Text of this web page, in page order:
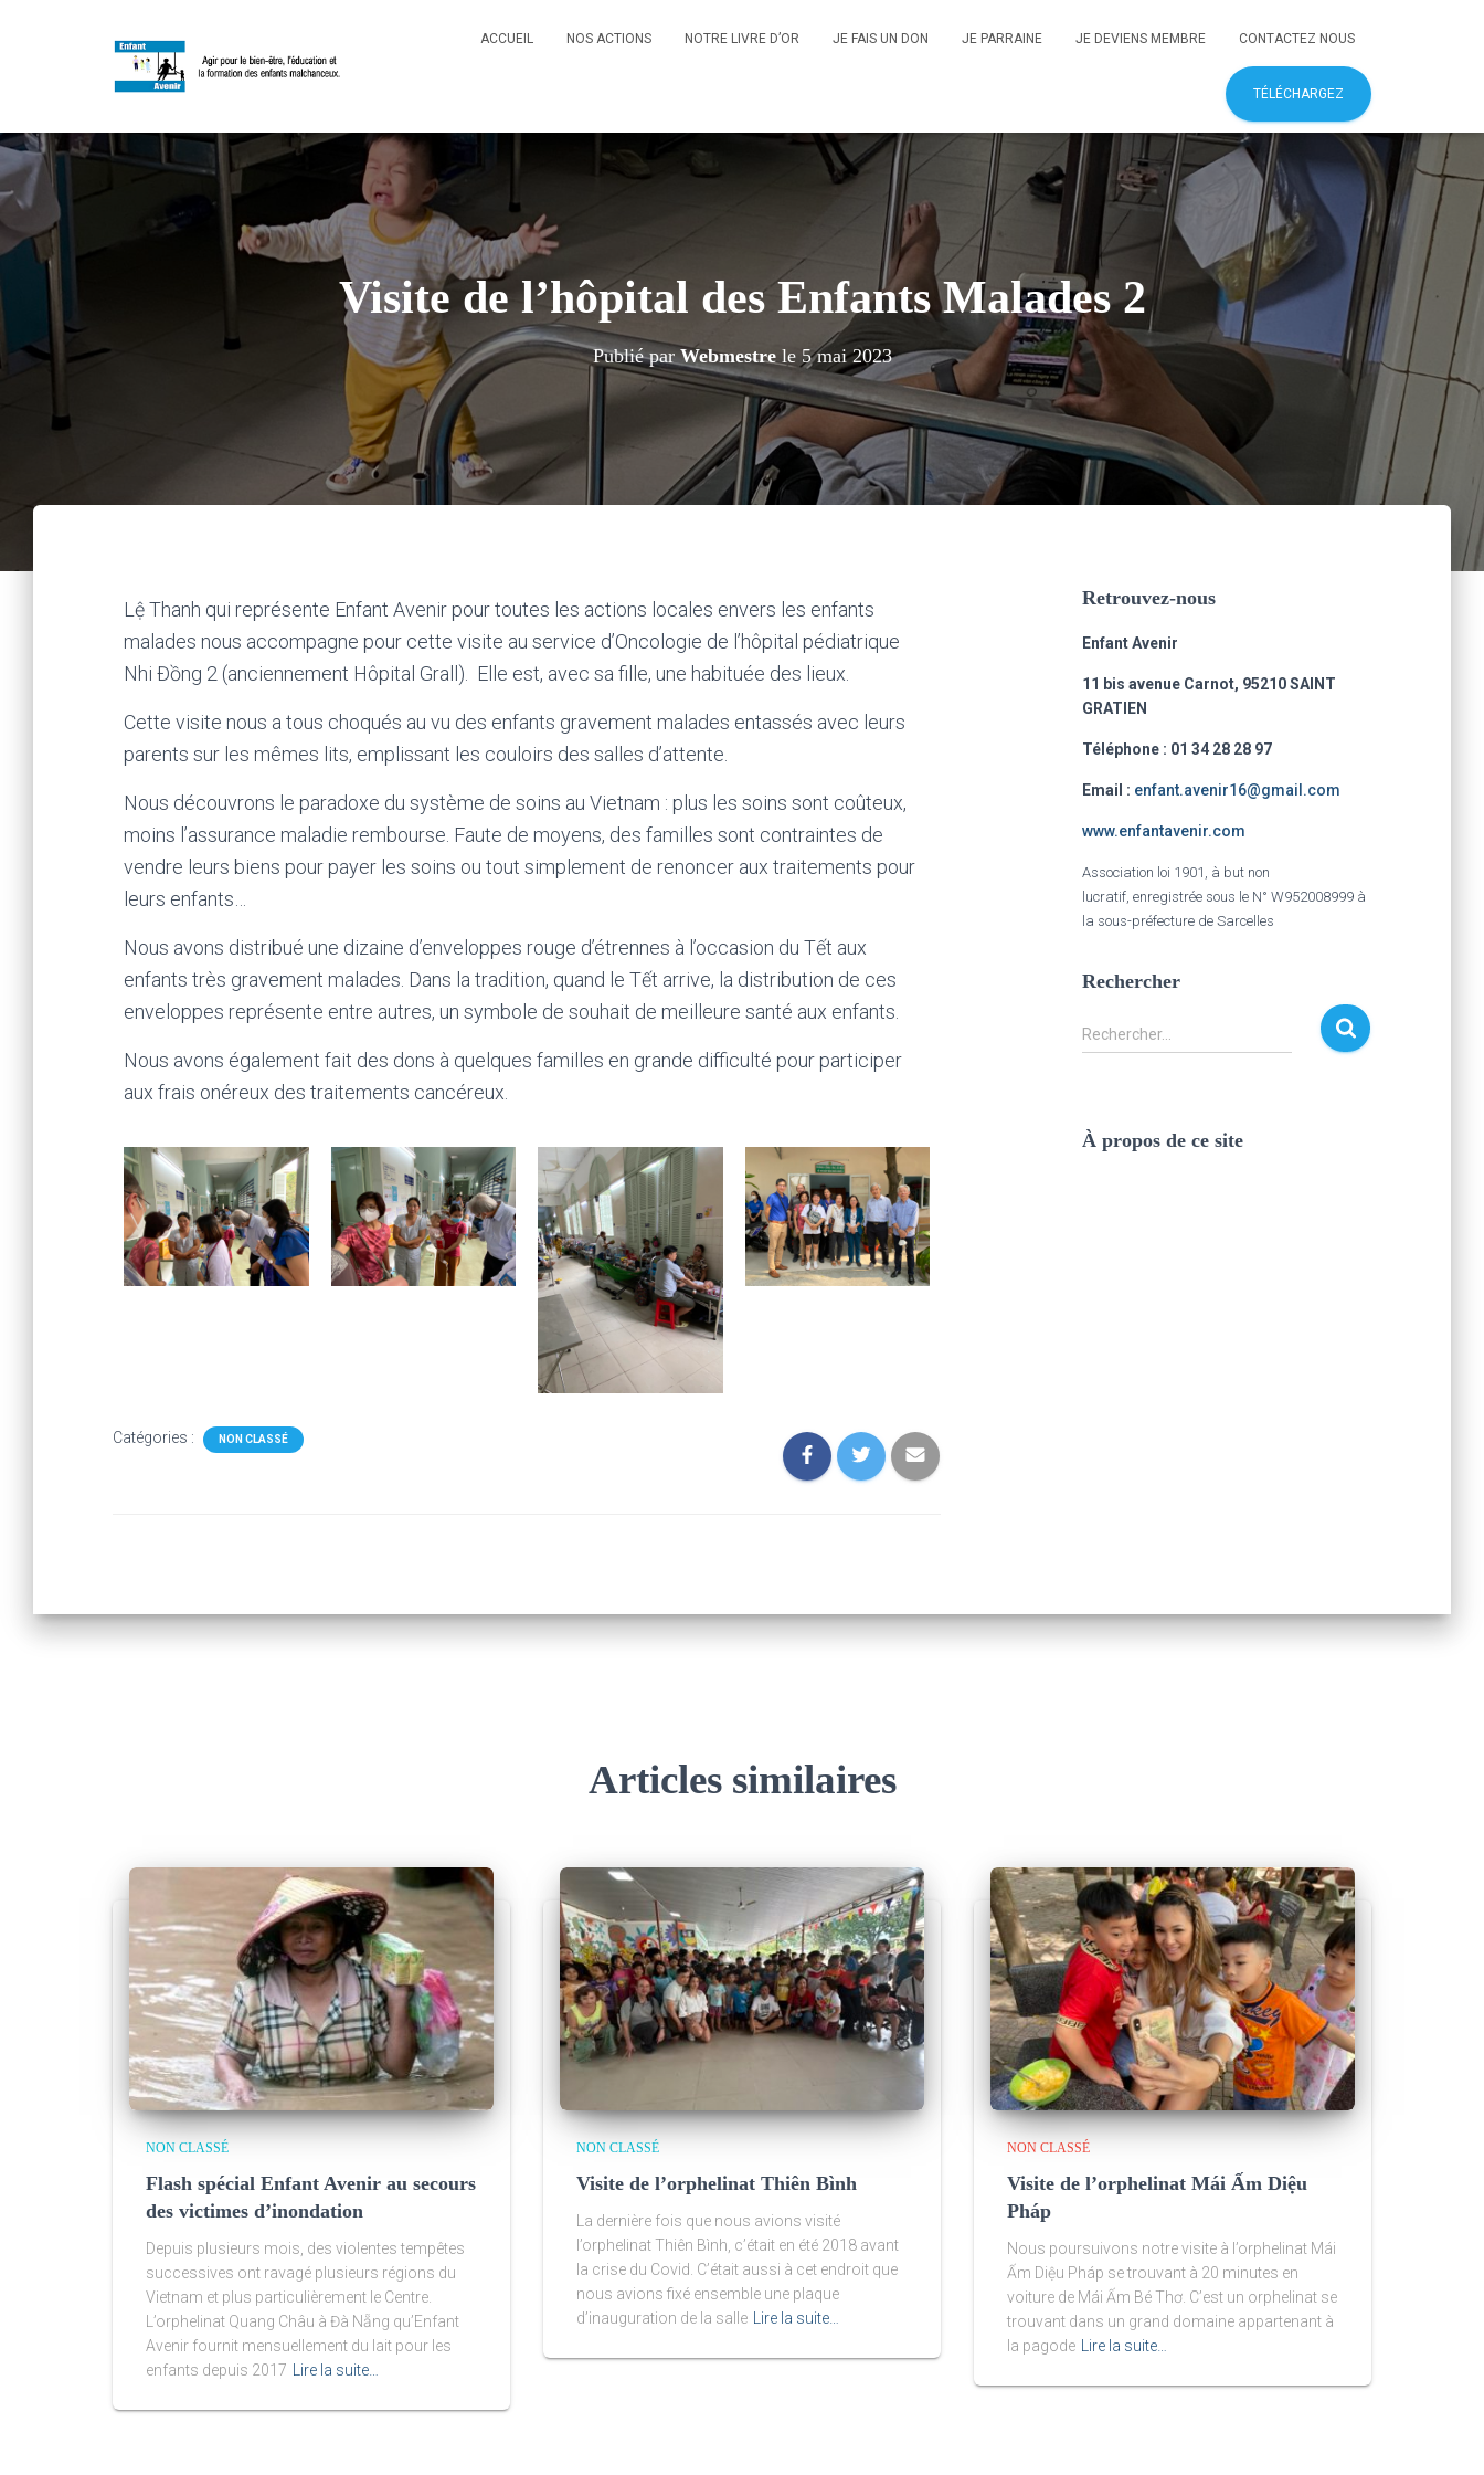
ACCUEIL NOS ACTIONS NOTRE LIVRE D’OR JE FAIS UN DON JE PARRAINE JE DEVIENS MEMBRE CONTACTEZ NOUS
TÉLÉCHARGEZ
Visite de l’hôpital des Enfants Malades 2
Publié parWebmestrele 5 mai 2023
Lệ Thanh qui représente Enfant Avenir pour toutes les actions locales envers les enfants
malades nous accompagne pour cette visite au service d’Oncologie de l’hôpital pédiatrique
Nhi Đồng 2 (anciennement Hôpital Grall). Elle est, avec sa fille, une habituée des lieux.
Cette visite nous a tous choqués au vu des enfants gravement malades entassés avec leurs
parents sur les mêmes lits, emplissant les couloirs des salles d’attente.
Nous découvrons le paradoxe du système de soins au Vietnam : plus les soins sont coûteux,
moins l’assurance maladie rembourse. Faute de moyens, des familles sont contraintes de
vendre leurs biens pour payer les soins ou tout simplement de renoncer aux traitements pour
leurs enfants…
Nous avons distribué une dizaine d’enveloppes rouge d’étrennes à l’occasion du Tết aux
enfants très gravement malades. Dans la tradition, quand le Tết arrive, la distribution de ces
enveloppes représente entre autres, un symbole de souhait de meilleure santé aux enfants.
Nous avons également fait des dons à quelques familles en grande difficulté pour participer
aux frais onéreux des traitements cancéreux.
Catégories : NON CLASSÉ
Retrouvez-nous
Enfant Avenir
11 bis avenue Carnot, 95210 SAINT
GRATIEN
Téléphone : 01 34 28 28 97
Email : enfant.avenir16@gmail.com
www.enfantavenir.com
Association loi 1901, à but non
lucratif, enregistrée sous le N° W952008999 à
la sous-préfecture de Sarcelles
Rechercher
Rechercher…
À propos de ce site
Articles similaires
NON CLASSÉ
Flash spécial Enfant Avenir au secours
des victimes d’inondation
Depuis plusieurs mois, des violentes tempêtes
successives ont ravagé plusieurs régions du
Vietnam et plus particulièrement le Centre.
L’orphelinat Quang Châu à Đà Nẵng qu’Enfant
Avenir fournit mensuellement du lait pour les
enfants depuis 2017 Lire la suite…
NON CLASSÉ
Visite de l’orphelinat Thiên Bình
La dernière fois que nous avions visité
l’orphelinat Thiên Bình, c’était en été 2018 avant
la crise du Covid. C’était aussi à cet endroit que
nous avions fixé ensemble une plaque
d’inauguration de la salle Lire la suite…
NON CLASSÉ
Visite de l’orphelinat Mái Ấm Diệu
Pháp
Nous poursuivons notre visite à l’orphelinat Mái
Ấm Diệu Pháp se trouvant à 20 minutes en
voiture de Mái Ấm Bé Thơ. C’est un orphelinat se
trouvant dans un grand domaine appartenant à
la pagode Lire la suite…